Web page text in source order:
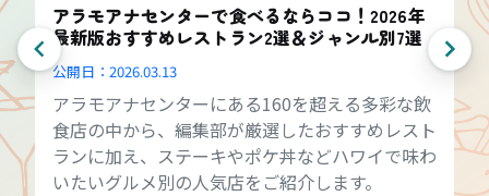
アラモアナセンターで食べるならココ！2026年
最新版おすすめレストラン2選＆ジャンル別7選
公開日： 2026.03.13
アラモアナセンターにある160を超える多彩な飲
食店の中から、編集部が厳選したおすすめレスト
ランに加え、ステーキやポケ丼などハワイで味わ
いたいグルメ別の人気店をご紹介します。